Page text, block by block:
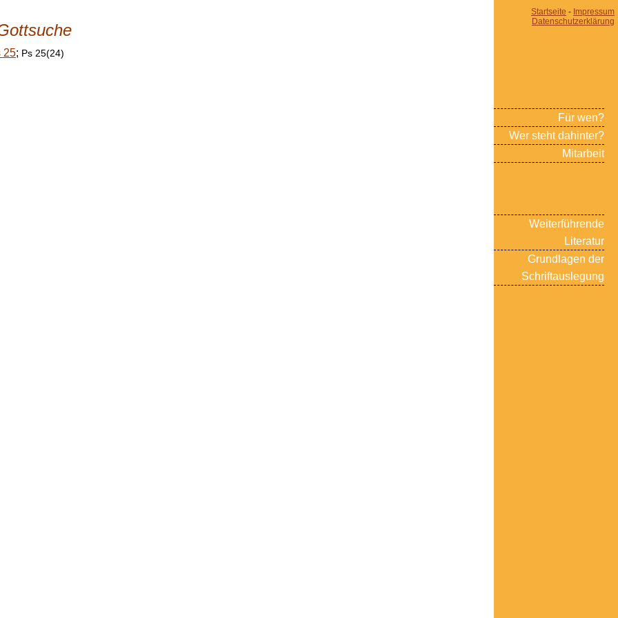
25; Ps 25(24)
Für wen?
Wer steht dahinter?
Mitarbeit
Weiterführende
Literatur
Grundlagen der
Schriftauslegung
Startseite - Impressum
Datenschutzerklärung